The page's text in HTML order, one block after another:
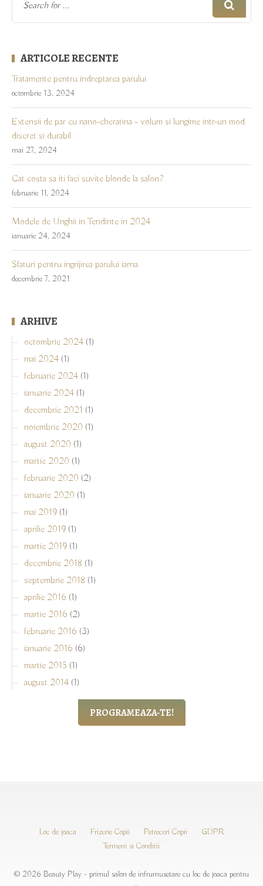
ARTICOLE RECENTE
Tratamente pentru indreptarea parului
octombrie 13, 2024
Extensii de par cu nano-cheratina – volum si lungime intr-un mod
discret si durabil
mai 27, 2024
Cat costa sa iti faci suvite blonde la salon?
februarie 11, 2024
Modele de Unghii in Tendinte in 2024
ianuarie 24, 2024
Sfaturi pentru ingrijirea parului iarna
decembrie 7, 2021
ARHIVE
octombrie 2024 (1)
mai 2024 (1)
februarie 2024 (1)
ianuarie 2024 (1)
decembrie 2021 (1)
noiembrie 2020 (1)
august 2020 (1)
martie 2020 (1)
februarie 2020 (2)
ianuarie 2020 (1)
mai 2019 (1)
aprilie 2019 (1)
martie 2019 (1)
decembrie 2018 (1)
septembrie 2018 (1)
aprilie 2016 (1)
martie 2016 (2)
februarie 2016 (3)
ianuarie 2016 (6)
martie 2015 (1)
august 2014 (1)
PROGRAMEAZA-TE!
Loc de joaca Frizerie Copii Petreceri Copii
GDPR
Termeni si Conditii
© 2026 Beauty Play - primul salon de infrumusetare cu loc de joaca pentru